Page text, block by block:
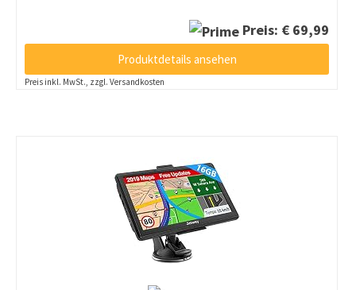
Preis: € 69,99
Produktdetails ansehen
Preis inkl. MwSt., zzgl. Versandkosten